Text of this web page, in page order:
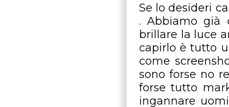
Se lo desideri
. Abbiamo già
brillare la luce
capirlo è tutto
come
sono forse no
forse tutto
ingannare